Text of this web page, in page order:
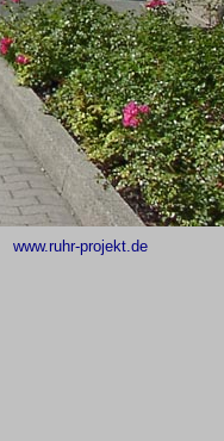
www.ruhr-projekt.de